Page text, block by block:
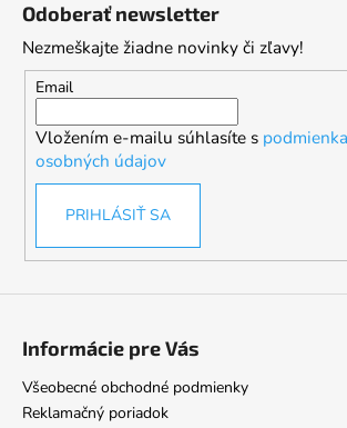
Odoberať newsletter
Nezmeškajte žiadne novinky či zľavy!
Email
Vložením e-mailu súhlasíte s
osobných údajov
PRIHLÁSIŤ SA
Informácie pre Vás
Všeobecné obchodné podmienky
Reklamačný poriadok